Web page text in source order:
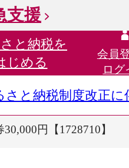
支援
と納税を
じめる
会員
ログ
さと納税制度改正
円【1728710】